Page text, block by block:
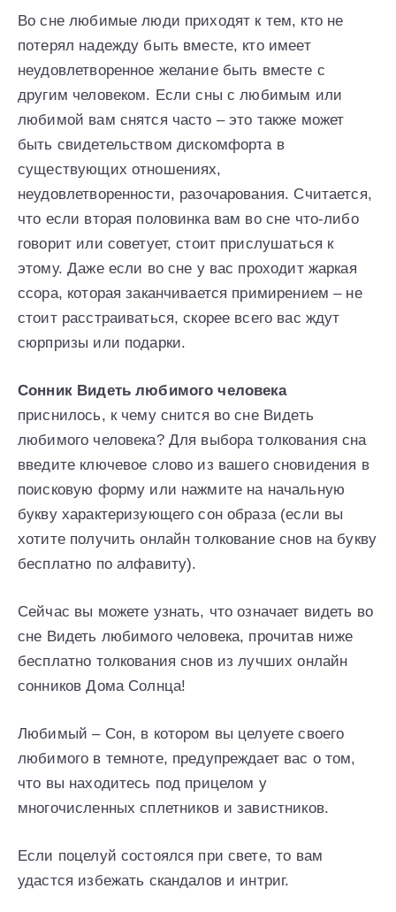
Во сне любимые люди приходят к тем, кто не
потерял надежду быть вместе, кто имеет
неудовлетворенное желание быть вместе с
другим человеком. Если сны с любимым или
любимой вам снятся часто – это также может
быть свидетельством дискомфорта в
существующих отношениях,
неудовлетворенности, разочарования. Считается,
что если вторая половинка вам во сне что-либо
говорит или советует, стоит прислушаться к
этому. Даже если во сне у вас проходит жаркая
ссора, которая заканчивается примирением – не
стоит расстраиваться, скорее всего вас ждут
сюрпризы или подарки.
Сонник Видеть любимого человека
приснилось, к чему снится во сне Видеть
любимого человека? Для выбора толкования сна
введите ключевое слово из вашего сновидения в
поисковую форму или нажмите на начальную
букву характеризующего сон образа (если вы
хотите получить онлайн толкование снов на букву
бесплатно по алфавиту).
Сейчас вы можете узнать, что означает видеть во
сне Видеть любимого человека, прочитав ниже
бесплатно толкования снов из лучших онлайн
сонников Дома Солнца!
Любимый – Сон, в котором вы целуете своего
любимого в темноте, предупреждает вас о том,
что вы находитесь под прицелом у
многочисленных сплетников и завистников.
Если поцелуй состоялся при свете, то вам
удастся избежать скандалов и интриг.